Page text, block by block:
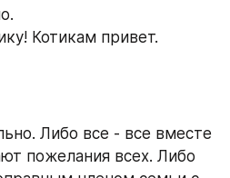
Котикам привет.
Либо все - все вместе
пожелания всех. Либо